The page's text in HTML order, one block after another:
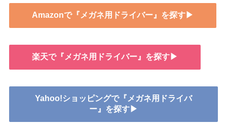
Amazonで『メガネ用ドライバー』を探す▶
楽天で『メガネ用ドライバー』を探す▶
Yahoo!ショッピングで『メガネ用ドライバ
ー』を探す▶